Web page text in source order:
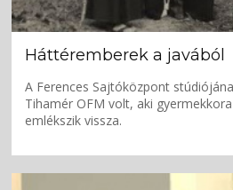
Háttéremberek a javából
A Ferences Sajtóközpont
Tihamér OFM volt, aki
emlékszik vissza.